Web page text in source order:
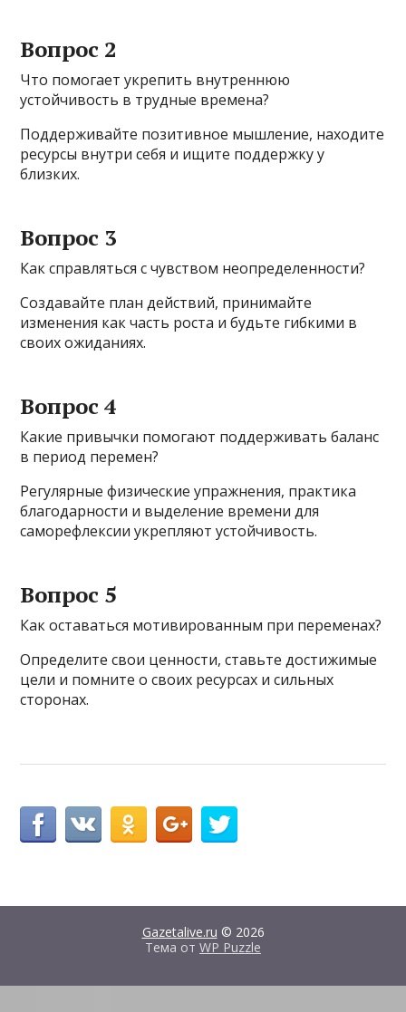
Вопрос 2
Что помогает укрепить внутреннюю
устойчивость в трудные времена?
Поддерживайте позитивное мышление, находите
ресурсы внутри себя и ищите поддержку у
близких.
Вопрос 3
Как справляться с чувством неопределенности?
Создавайте план действий, принимайте
изменения как часть роста и будьте гибкими в
своих ожиданиях.
Вопрос 4
Какие привычки помогают поддерживать баланс
в период перемен?
Регулярные физические упражнения, практика
благодарности и выделение времени для
саморефлексии укрепляют устойчивость.
Вопрос 5
Как оставаться мотивированным при переменах?
Определите свои ценности, ставьте достижимые
цели и помните о своих ресурсах и сильных
сторонах.
Gazetalive.ru © 2026
Тема от WP Puzzle